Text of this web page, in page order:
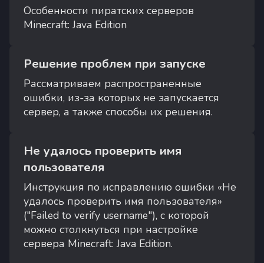
Особенности пиратских серверов
Minecraft: Java Edition
Решение проблем при запуске
Рассматриваем распространенные
ошибки, из-за которых не запускается
сервер, а также способы их решения.
Не удалось проверить имя
пользователя
Инструкция по исправлению ошибки «Не
удалось проверить имя пользователя»
("Failed to verify username"), с которой
можно столкнуться при настройке
сервера Minecraft: Java Edition.